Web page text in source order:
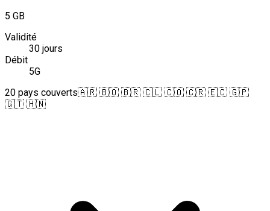
5 GB
Validité
30 jours
Débit
5G
20 pays couverts🇦🇷 🇧🇴 🇧🇷 🇨🇱 🇨🇴 🇨🇷 🇪🇨 🇬🇵
🇬🇹 🇭🇳